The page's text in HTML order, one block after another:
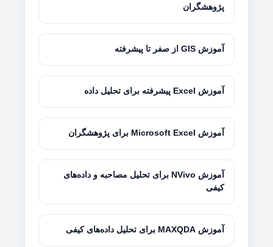
پژوهشگران
آموزش GIS از صفر تا پیشرفته
آموزش Excel پیشرفته برای تحلیل داده
آموزش Microsoft Excel برای پژوهشگران
آموزش NVivo برای تحلیل مصاحبه و داده‌های
کیفی
آموزش MAXQDA برای تحلیل داده‌های کیفی